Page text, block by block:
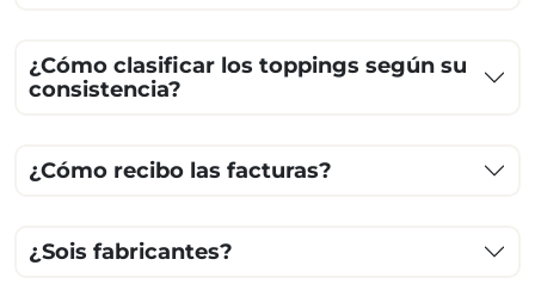
¿Cómo clasificar los toppings según su
consistencia?
¿Cómo recibo las facturas?
¿Sois fabricantes?